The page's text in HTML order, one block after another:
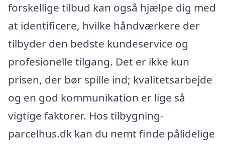
forskellige tilbud kan også hjælpe dig med
at identificere, hvilke håndværkere der
tilbyder den bedste kundeservice og
profesionelle tilgang. Det er ikke kun
prisen, der bør spille ind; kvalitetsarbejde
og en god kommunikation er lige så
vigtige faktorer. Hos tilbygning-
parcelhus.dk kan du nemt finde pålidelige